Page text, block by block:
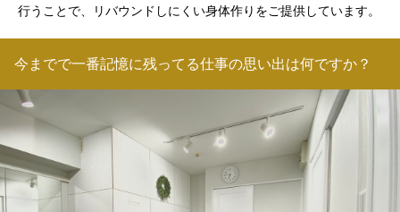
行うことで、リバウンドしにくい身体作りをご提供しています。
今までで一番記憶に残ってる仕事の思い出は何ですか？